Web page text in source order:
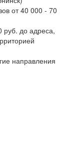
от 40 000 - 70
руб. до адреса,
направления